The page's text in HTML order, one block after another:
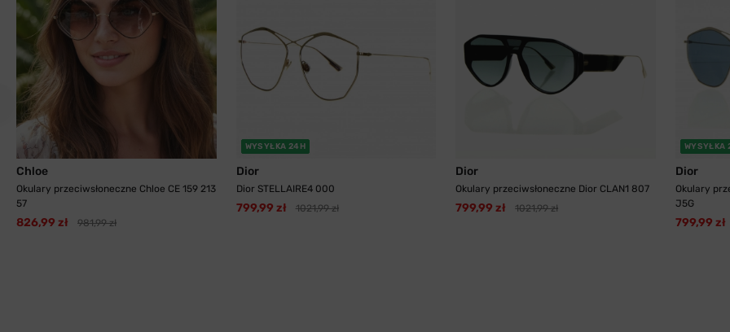
Chloe
Okulary przeciwsłoneczne Chloe CE 159 213
57
826,99 zł 981,99 zł
WYSYŁKA 24H
Dior
Dior STELLAIRE4 000
799,99 zł 1021,99 zł
Dior
Okulary przeciwsłoneczne Dior CLAN1 807
799,99 zł 1021,99 zł
WYSYŁKA
Dior
Okulary
J5G
799,99 zł